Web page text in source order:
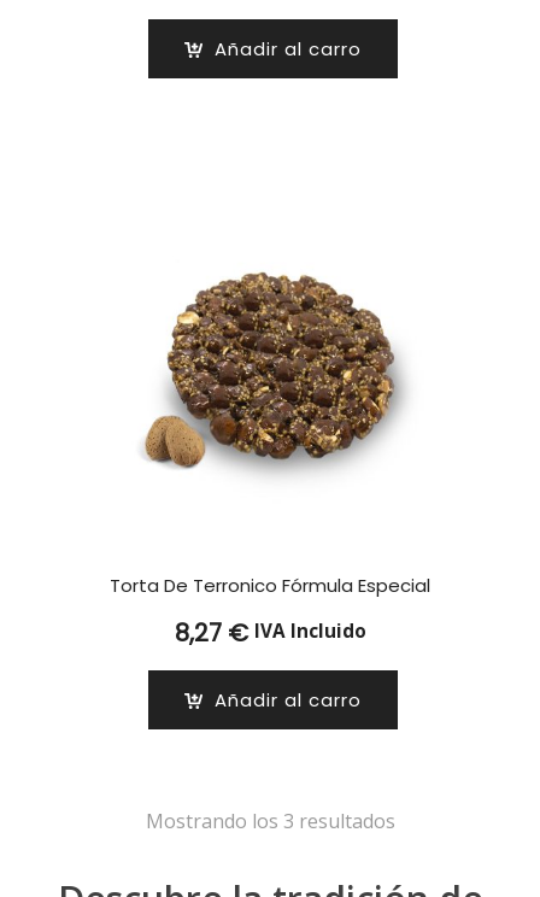
Añadir al carro
Torta De Terronico Fórmula Especial
8,27 € IVA Incluido
Añadir al carro
Mostrando los 3 resultados